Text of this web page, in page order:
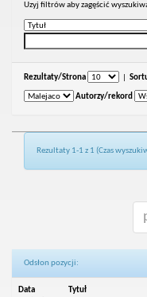
Uzyj filtrów aby zagęścić
Rezultaty/Strona
Autorzy/rekord
Rezultaty 1-1 z 1 (Czas
Odsłon pozycji:
Data
Tytuł